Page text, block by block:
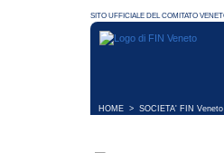
HOME > SOCIETA' FIN Veneto